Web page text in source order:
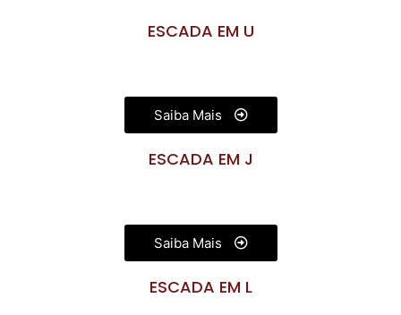
ESCADA EM U
Saiba Mais
ESCADA EM J
Saiba Mais
ESCADA EM L